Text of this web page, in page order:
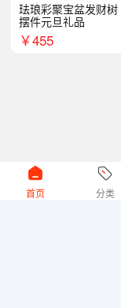
珐琅彩聚宝盆发财树
摆件元旦礼品
￥455
首页 分类